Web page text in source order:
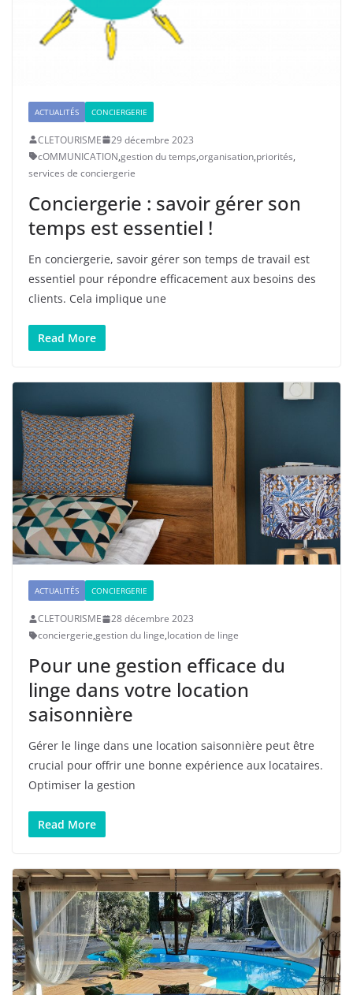
ACTUALITÉS CONCIERGERIE
CLETOURISME
29 décembre 2023
cOMMUNICATION,gestion du temps,organisation,priorités,
services de conciergerie
Conciergerie : savoir gérer son
temps est essentiel !
En conciergerie, savoir gérer son temps de travail est
essentiel pour répondre efficacement aux besoins des
clients. Cela implique une
Read More
ACTUALITÉS CONCIERGERIE
CLETOURISME
28 décembre 2023
conciergerie,gestion du linge,location de linge
Pour une gestion efficace du
linge dans votre location
saisonnière
Gérer le linge dans une location saisonnière peut être
crucial pour offrir une bonne expérience aux locataires.
Optimiser la gestion
Read More